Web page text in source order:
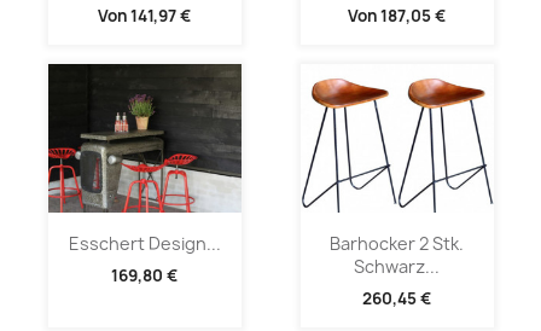
Von141,97 € Von187,05 €
Esschert Design...
169,80 €
Barhocker 2 Stk.
Schwarz...
260,45 €